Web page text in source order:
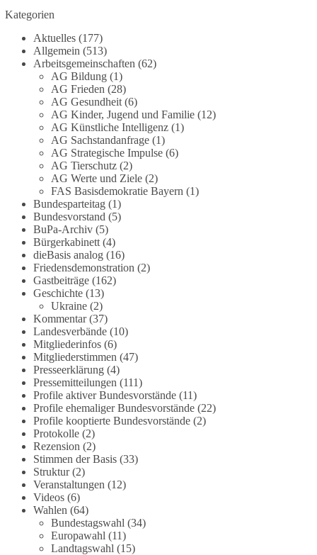
Im Politischen Frühschoppen diskutieren die
Teilnehmer das Verhältnis von Mensch, Natur und
Grundgesetz.
Beitrag der AG Strategische Impulse
Kann die Natur Träger eigener Grundrechte sein?
Oder würde eine solche Entwicklung das
Fundament unseres Grundgesetzes sprengen? Mit
dieser grundsätzlichen Frage beschäftigte sich die
Teilnehmer des Politischen Frühschoppens der
AG Strategische Impulse am 19. Juli 2026.
Referent Frank Bothmann stellte die These auf,
dass die derzeit in Teilen der Umweltbewegung
diskutierten „Grundrechte der Natur“ weit über
klassischen Naturschutz hinausreichen und
grundlegende Fragen zum Menschenbild, zum
Rechtsstaat und zur Demokratie aufwerfen. [...]
👉 Hier weiterlesen:https://diebasis-
partei.de/2026/07/grundrechte-der-natur-ein-
angriff-auf-das-grundgesetz/
🟩🟩🟦🟦🟥🟥🟧🟧
Es ging weniger um fertige Antworten als um eine
Debatte darüber, wie Freiheit, Verantwortung,
Naturschutz und Grundrechte in einer
demokratischen Gesellschaft künftig miteinander
in Einklang gebracht werden können.
#dieBasis #natur #grundrechte
#demokratie
Kategorien
Aktuelles(177)
Allgemein (513)
Arbeitsgemeinschaften (62)
AG Bildung(1)
AG Frieden (28)
AG Gesundheit(6)
AG Kinder, Jugend und Familie(12)
AG Künstliche Intelligenz(1)
AG Sachstandanfrage(1)
AG Strategische Impulse(6)
AG Tierschutz(2)
AG Werte und Ziele(2)
FAS Basisdemokratie Bayern (1)
Bundesparteitag(1)
Bundesvorstand (5)
BuPa-Archiv(5)
Bürgerkabinett(4)
dieBasis analog(16)
Friedensdemonstration (2)
Gastbeiträge(162)
Geschichte(13)
Ukraine(2)
Kommentar(37)
Landesverbände(10)
Mitgliederinfos(6)
Mitgliederstimmen (47)
Presseerklärung(4)
Pressemitteilungen (111)
Profile aktiver Bundesvorstände(11)
Profile ehemaliger Bundesvorstände(22)
Profile kooptierte Bundesvorstände(2)
Protokolle(2)
Rezension (2)
Stimmen der Basis(33)
Struktur(2)
Veranstaltungen (12)
Videos(6)
Wahlen (64)
Bundestagswahl (34)
Europawahl (11)
Landtagswahl (15)